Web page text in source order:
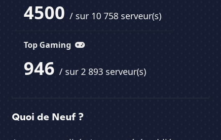
4500 / sur 10 758 serveur(s)
Top Gaming
946 / sur 2 893 serveur(s)
Quoi de Neuf ?